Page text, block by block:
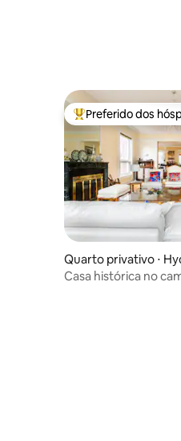
Entre os melhores
Preferido dos
Quarto privativo ⋅
Casa histórica no